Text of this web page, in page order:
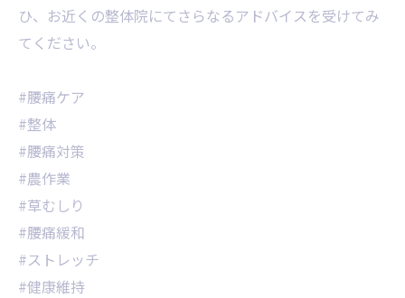
ひ、お近くの整体院にてさらなるアドバイスを受けてみ
てください。
#腰痛ケア
#整体
#腰痛対策
#農作業
#草むしり
#腰痛緩和
#ストレッチ
#健康維持